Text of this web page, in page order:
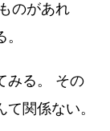
のがあれ
みる。 その
関係ない。